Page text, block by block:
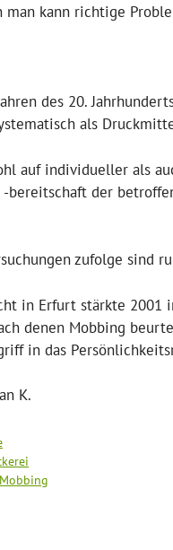
man kann richtige
des 20.
als
auf individueller als
bereitschaft der
zufolge sind
in Erfurt stärkte
denen Mobbing
in das
K.